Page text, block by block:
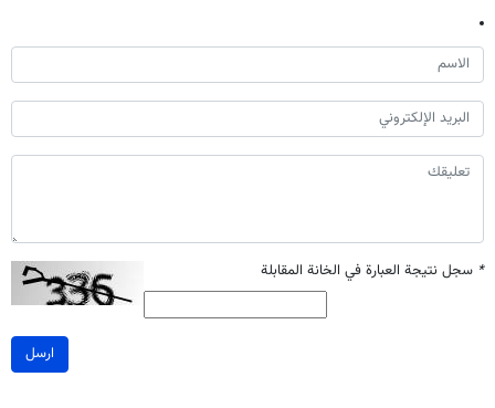
* سجل نتيجة العبارة في الخانة المقابلة
ارسل